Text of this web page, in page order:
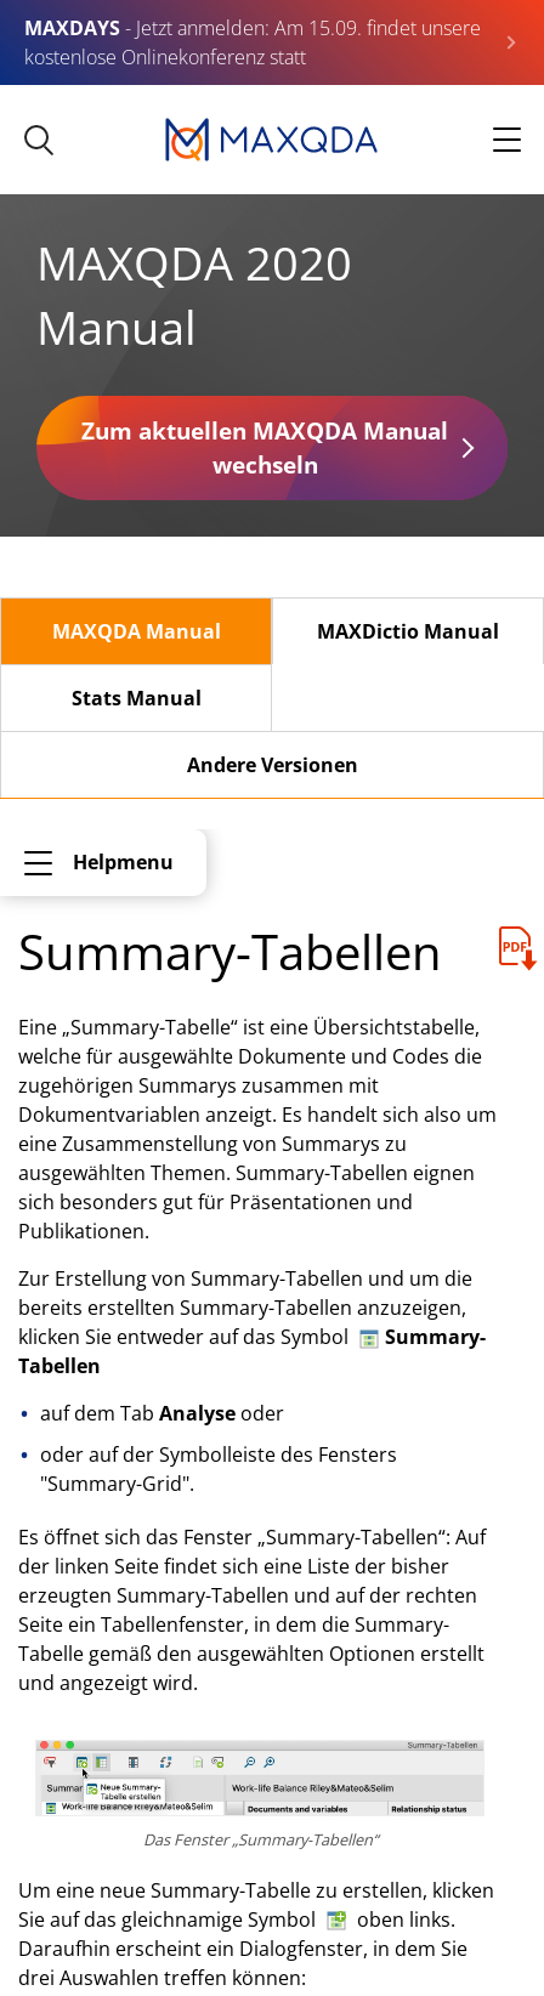
MAXDAYS- Jetzt anmelden: Am 15.09. findet unsere
kostenlose Onlinekonferenz statt
MAXQDA 2020
Manual
Zum aktuellen MAXQDA Manual
wechseln
MAXQDA Manual MAXDictio Manual
Stats Manual
Andere Versionen
Helpmenu
Summary-Tabellen
Eine „Summary-Tabelle“ ist eine Übersichtstabelle,
welche für ausgewählte Dokumente und Codes die
zugehörigen Summarys zusammen mit
Dokumentvariablen anzeigt. Es handelt sich also um
eine Zusammenstellung von Summarys zu
ausgewählten Themen. Summary-Tabellen eignen
sich besonders gut für Präsentationen und
Publikationen.
Zur Erstellung von Summary-Tabellen und um die
bereits erstellten Summary-Tabellen anzuzeigen,
klicken Sie entweder auf das Symbol
Summary-
Tabellen
auf dem Tab Analyseoder
oder auf der Symbolleiste des Fensters
"Summary-Grid".
Es öffnet sich das Fenster „Summary-Tabellen“: Auf
der linken Seite findet sich eine Liste der bisher
erzeugten Summary-Tabellen und auf der rechten
Seite ein Tabellenfenster, in dem die Summary-
Tabelle gemäß den ausgewählten Optionen erstellt
und angezeigt wird.
Das Fenster „Summary-Tabellen“
Um eine neue Summary-Tabelle zu erstellen, klicken
Sie auf das gleichnamige Symbol
oben links.
Daraufhin erscheint ein Dialogfenster, in dem Sie
drei Auswahlen treffen können: